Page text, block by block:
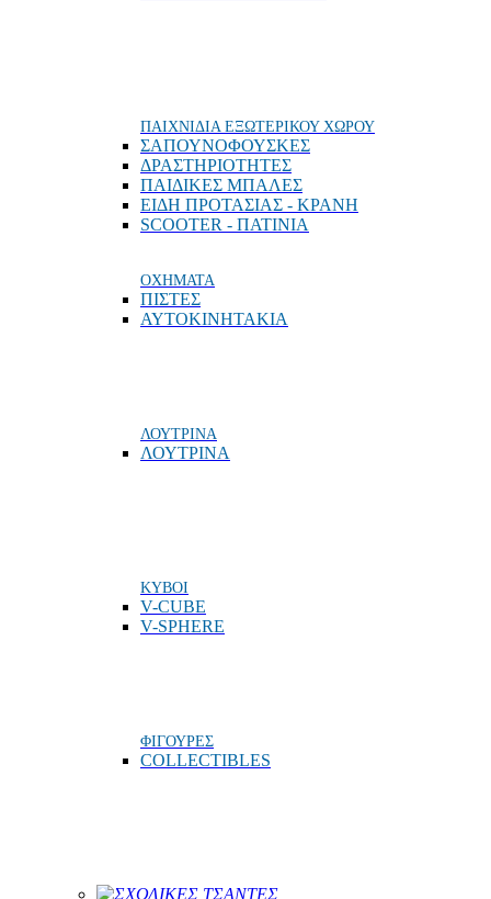
ΠΑΙΧΝΙΔΙΑ ΕΞΩΤΕΡΙΚΟΥ ΧΩΡΟΥ
ΣΑΠΟΥΝΟΦΟΥΣΚΕΣ
ΔΡΑΣΤΗΡΙΟΤΗΤΕΣ
ΠΑΙΔΙΚΕΣ ΜΠΑΛΕΣ
ΕΙΔΗ ΠΡΟΤΑΣΙΑΣ - ΚΡΑΝΗ
SCOOTER - ΠΑΤΙΝΙΑ
ΟΧΗΜΑΤΑ
ΠΙΣΤΕΣ
ΑΥΤΟΚΙΝΗΤΑΚΙΑ
ΛΟΥΤΡΙΝΑ
ΛΟΥΤΡΙΝΑ
ΚΥΒΟΙ
V-CUBE
V-SPHERE
ΦΙΓΟΥΡΕΣ
COLLECTIBLES
ΣΧΟΛΙΚΕΣ ΤΣΑΝΤΕΣ